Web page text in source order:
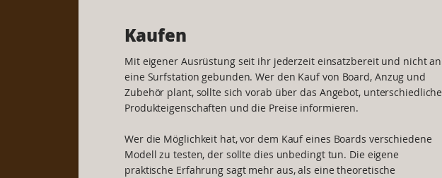
Kaufen
Mit eigener Ausrüstung seit ihr jederzeit einsatzbereit und nicht an
eine Surfstation gebunden. Wer den Kauf von Board, Anzug und
Zubehör plant, sollte sich vorab über das Angebot, unterschiedliche
Produkteigenschaften und die Preise informieren.
Wer die Möglichkeit hat, vor dem Kauf eines Boards verschiedene
Modell zu testen, der sollte dies unbedingt tun. Die eigene
praktische Erfahrung sagt mehr aus, als eine theoretische